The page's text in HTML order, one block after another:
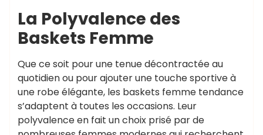
La Polyvalence des
Baskets Femme
Que ce soit pour une tenue décontractée au
quotidien ou pour ajouter une touche sportive à
une robe élégante, les baskets femme tendance
s’adaptent à toutes les occasions. Leur
polyvalence en fait un choix prisé par de